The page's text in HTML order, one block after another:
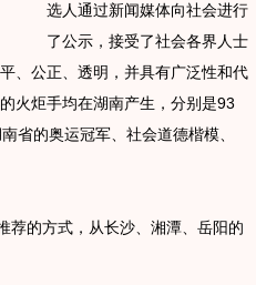
选人通过新闻媒体向社会进行
了公示，接受了社会各界人士
、公正、透明，并具有广泛性和代
火炬手均在湖南产生，分别是93
省的奥运冠军、社会道德楷模、
的方式，从长沙、湘潭、岳阳的